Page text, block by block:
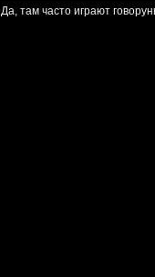
Да, там часто играют